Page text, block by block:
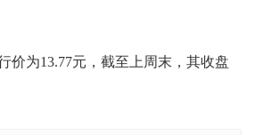
价为13.77元，截至上周末，其收盘